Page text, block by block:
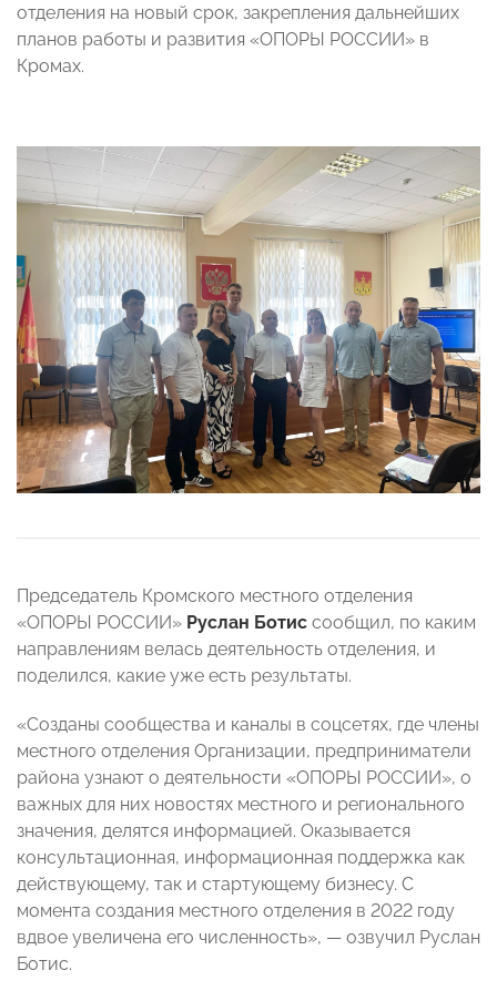
отделения на новый срок, закрепления дальнейших
планов работы и развития «ОПОРЫ РОССИИ» в
Кромах.
Председатель Кромского местного отделения
«ОПОРЫ РОССИИ» Руслан Ботис сообщил, по каким
направлениям велась деятельность отделения, и
поделился, какие уже есть результаты.
«Созданы сообщества и каналы в соцсетях, где члены
местного отделения Организации, предприниматели
района узнают о деятельности «ОПОРЫ РОССИИ», о
важных для них новостях местного и регионального
значения, делятся информацией. Оказывается
консультационная, информационная поддержка как
действующему, так и стартующему бизнесу. С
момента создания местного отделения в 2022 году
вдвое увеличена его численность», — озвучил Руслан
Ботис.